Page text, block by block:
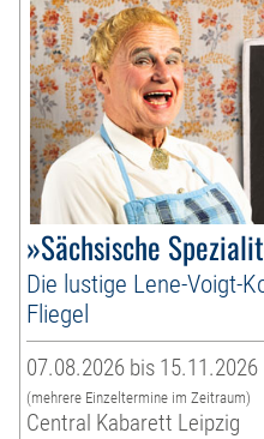
»Sächsische
Die lustige Lene-Voigt-
Fliegel
07.08.2026 bis 15.11.2026
(mehrere Einzeltermine im Zeitraum)
Central Kabarett Leipzig